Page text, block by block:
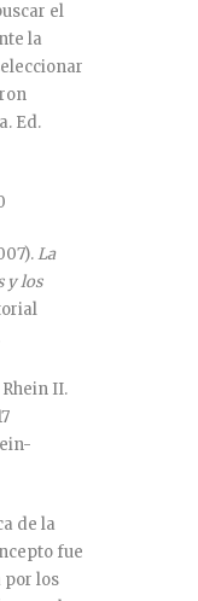
el
la
Ed.
La
y los
II.
de la
fue
los